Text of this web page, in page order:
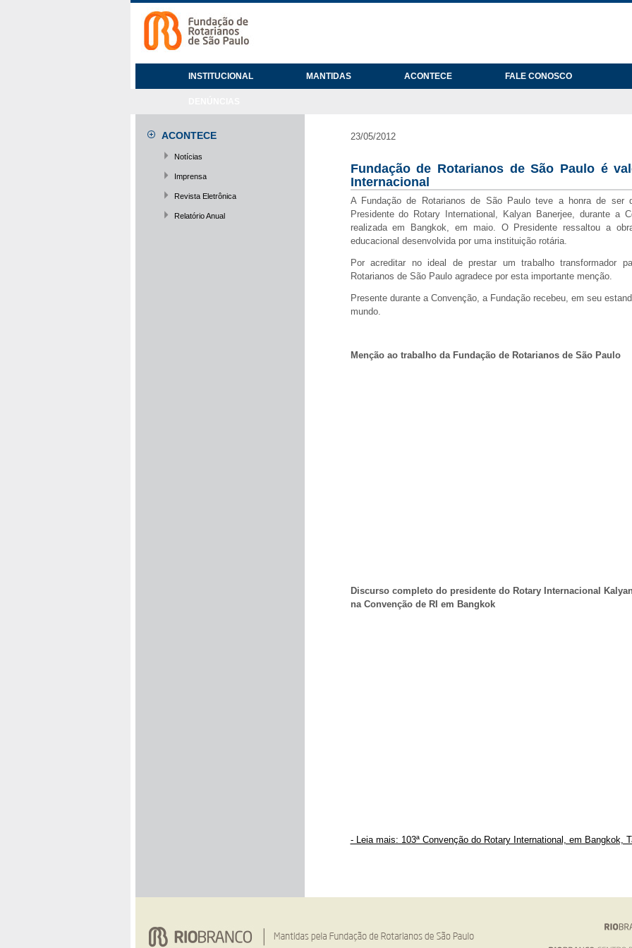
INSTITUCIONAL MANTIDAS ACONTECE FALE CONOSCO
ACONTECE
Notícias
Imprensa
Revista Eletrônica
Relatório Anual
23/05/2012
Fundação de Rotarianos de São Paulo é
Internacional
A Fundação de Rotarianos de São Paulo teve a honra de ser
Presidente do Rotary International, Kalyan Banerjee, durante a
realizada em Bangkok, em maio. O Presidente ressaltou a
educacional desenvolvida por uma instituição rotária.
Por acreditar no ideal de prestar um trabalho transformador
Rotarianos de São Paulo agradece por esta importante menção.
Presente durante a Convenção, a Fundação recebeu, em seu
mundo.
Menção ao trabalho da Fundação de Rotarianos de São Paulo
Discurso completo do presidente do Rotary Internacional
na Convenção de RI em Bangkok
- Leia mais: 103ª Convenção do Rotary International, em Bangkok,